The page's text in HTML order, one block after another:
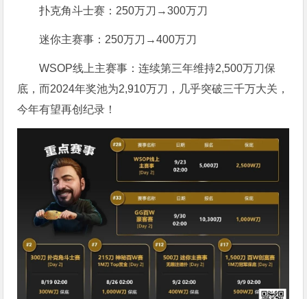
扑克角斗士赛：250万刀→300万刀
迷你主赛事：250万刀→400万刀
WSOP线上主赛事：连续第三年维持2,500万刀保
底，而2024年奖池为2,910万刀，几乎突破三千万大关，
今年有望再创纪录！